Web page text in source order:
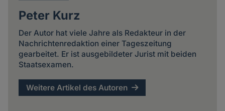
Peter Kurz
Der Autor hat viele Jahre als Redakteur in der
Nachrichtenredaktion einer Tageszeitung
gearbeitet. Er ist ausgebildeter Jurist mit beiden
Staatsexamen.
Weitere Artikel des Autoren